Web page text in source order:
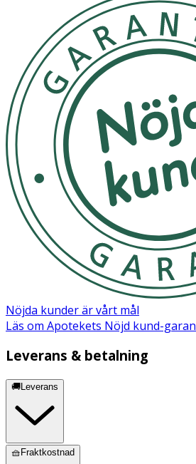
För att säkerställa säkerhet och
2 månader. Provdra alltid nappen
Lämna inte nappen i direkt solljus
värmekälla.
OK för gravida och ammande:
Ja
Ingredienser:
Sköld/Knopp: Polypropen (PP)
Märkning
FSC Forest Steward Council Mix
Nöjda kunder är vårt mål
Läs om Apotekets Nöjd kund-
Leverans & betalning
🚚Leverans
🧺Fraktkostnad